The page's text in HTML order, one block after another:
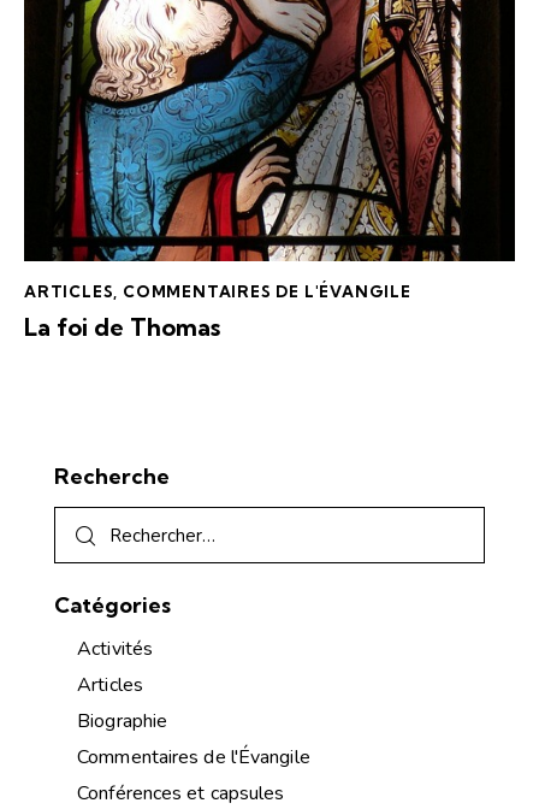
ARTICLES, COMMENTAIRES DE L'ÉVANGILE
La foi de Thomas
Recherche
Catégories
Activités
Articles
Biographie
Commentaires de l'Évangile
Conférences et capsules